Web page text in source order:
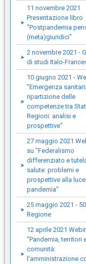
11 novembre 2021
Presentazione libro
"Postpandemia
(meta)giuridici"
2 novembre 2021 -
di studi Italo-
10 giugno 2021 -
"Emergenza
ripartizione delle
competenze tra
Regioni: analisi e
prospettive"
27 maggio 2021
su "Federalismo
differenziato e
salute: problemi e
prospettive alla
pandemia"
25 maggio 2021 -
Regione
12 aprile 2021
"Pandemia, territori
comunità:
l'amministrazione